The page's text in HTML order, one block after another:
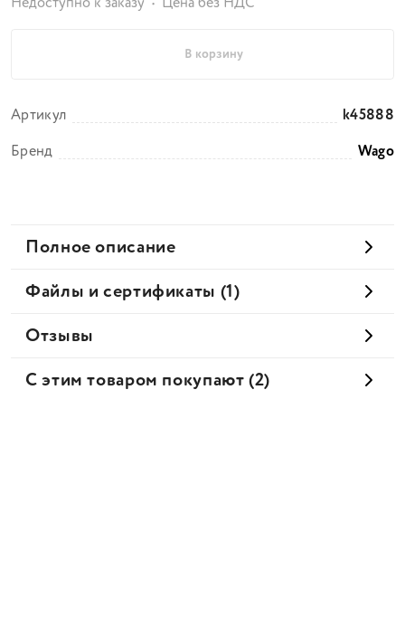
В корзину
Артикул
k45888
Бренд
Wago
Полное описание
Файлы и сертификаты (1)
Отзывы
С этим товаром покупают (2)